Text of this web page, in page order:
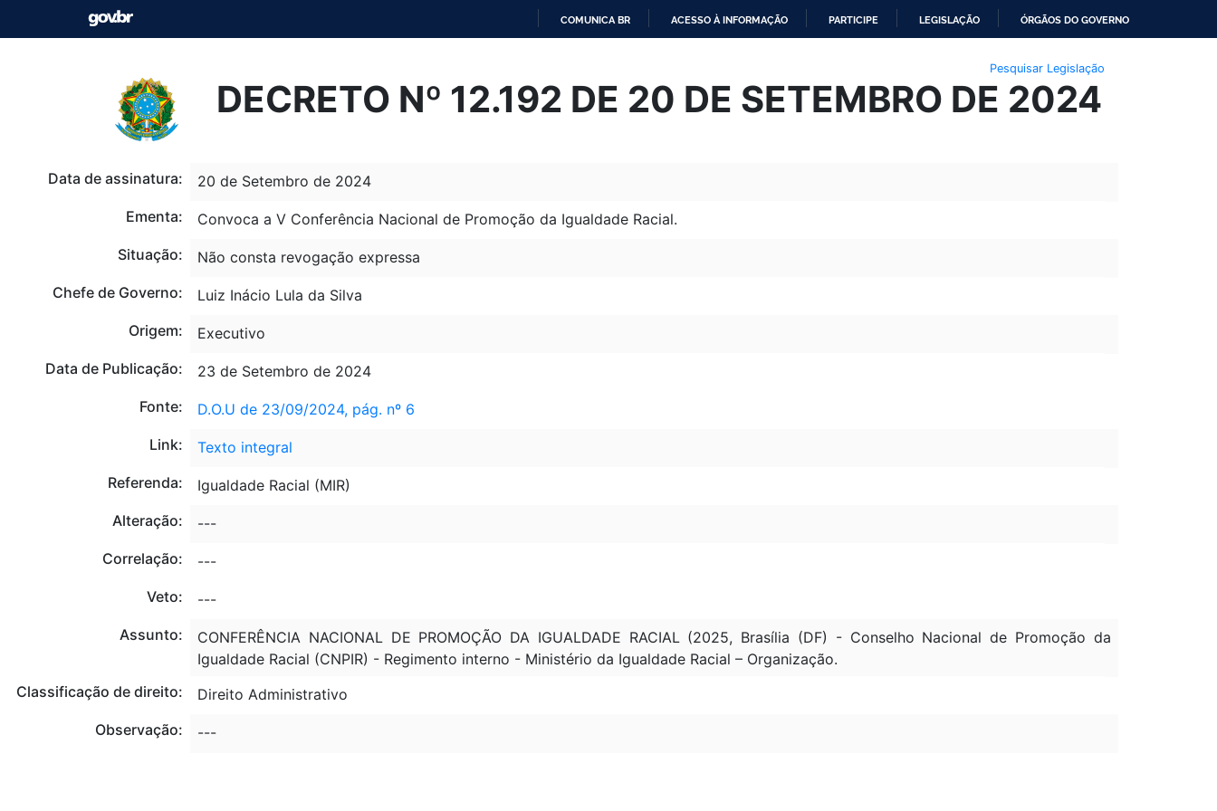
O
CONTEÚDO
COMUNICA BR ACESSO À INFORMAÇÃO PARTICIPE LEGISLAÇÃO ÓRGÃOS DO GOVERNO
Pesquisar Legislação
DECRETO Nº 12.192 DE 20 DE SETEMBRO DE 2024
Data de assinatura:
20 de Setembro de 2024
Ementa:
Convoca a V Conferência Nacional de Promoção da Igualdade Racial.
Situação:
Não consta revogação expressa
Chefe de Governo:
Luiz Inácio Lula da Silva
Origem:
Executivo
Data de Publicação:
23 de Setembro de 2024
Fonte:
D.O.U de 23/09/2024, pág. nº 6
Link:
Texto integral
Referenda:
Igualdade Racial (MIR)
Alteração:
---
Correlação:
---
Veto:
---
Assunto:
CONFERÊNCIA NACIONAL DE PROMOÇÃO DA IGUALDADE RACIAL (2025, Brasília (DF) - Conselho Nacional de Promoção da
Igualdade Racial (CNPIR) - Regimento interno - Ministério da Igualdade Racial – Organização.
Classificação de direito:
Direito Administrativo
Observação:
---